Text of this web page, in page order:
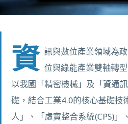
資 訊與數位產業領域為
位與綠能產業雙軸轉
以我國「精密機械」及「資通
礎，結合工業4.0的核心基礎技
人」、「虛實整合系統(CPS)」